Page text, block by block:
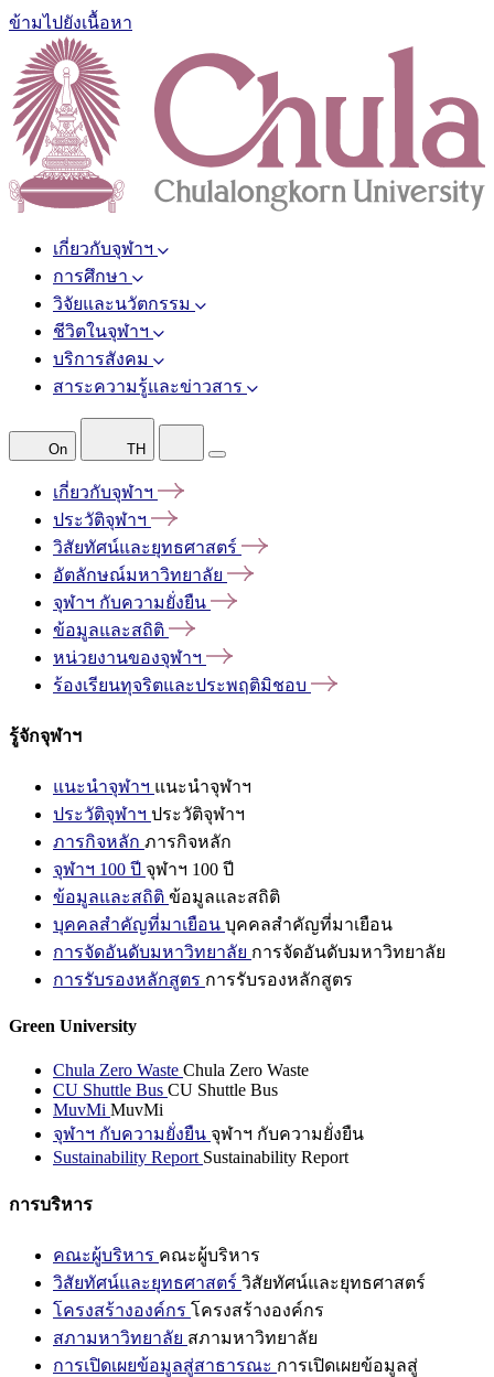
ข้ามไปยังเนื้อหา
เกี่ยวกับจุฬาฯ
การศึกษา
วิจัยและนวัตกรรม
ชีวิตในจุฬาฯ
บริการสังคม
สาระความรู้และข่าวสาร
On TH
เกี่ยวกับจุฬาฯ
ประวัติจุฬาฯ
วิสัยทัศน์และยุทธศาสตร์
อัตลักษณ์มหาวิทยาลัย
จุฬาฯ กับความยั่งยืน
ข้อมูลและสถิติ
หน่วยงานของจุฬาฯ
ร้องเรียนทุจริตและประพฤติมิชอบ
รู้จักจุฬาฯ
แนะนำจุฬาฯ แนะนำจุฬาฯ
ประวัติจุฬาฯ ประวัติจุฬาฯ
ภารกิจหลัก ภารกิจหลัก
จุฬาฯ 100 ปี จุฬาฯ 100 ปี
ข้อมูลและสถิติ ข้อมูลและสถิติ
บุคคลสำคัญที่มาเยือน บุคคลสำคัญที่มาเยือน
การจัดอันดับมหาวิทยาลัย การจัดอันดับมหาวิทยาลัย
การรับรองหลักสูตร การรับรองหลักสูตร
Green University
Chula Zero Waste Chula Zero Waste
CU Shuttle Bus CU Shuttle Bus
MuvMi MuvMi
จุฬาฯ กับความยั่งยืน จุฬาฯ กับความยั่งยืน
Sustainability Report Sustainability Report
การบริหาร
คณะผู้บริหาร คณะผู้บริหาร
วิสัยทัศน์และยุทธศาสตร์ วิสัยทัศน์และยุทธศาสตร์
โครงสร้างองค์กร โครงสร้างองค์กร
สภามหาวิทยาลัย สภามหาวิทยาลัย
การเปิดเผยข้อมูลสู่สาธารณะ การเปิดเผยข้อมูลสู่